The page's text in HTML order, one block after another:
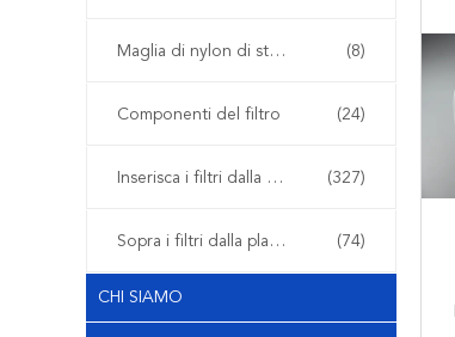
Maglia di nylon di stampa dello schermo (8)
Componenti del filtro (24)
Inserisca i filtri dalla plastica del modanatura (327)
Sopra i filtri dalla plastica del modanatura (74)
CHI SIAMO